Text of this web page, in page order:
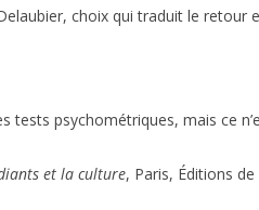
choix qui traduit le retour
psychométriques, mais ce
et la culture, Paris, Éditions